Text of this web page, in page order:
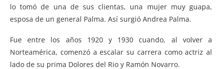
lo tomó de una de sus clientas, una mujer muy guapa,
esposa de un general Palma. Así surgió Andrea Palma.
Fue entre los años 1920 y 1930 cuando, al volver a
Norteamérica, comenzó a escalar su carrera como actriz al
lado de su prima Dolores del Rio y Ramón Novarro.